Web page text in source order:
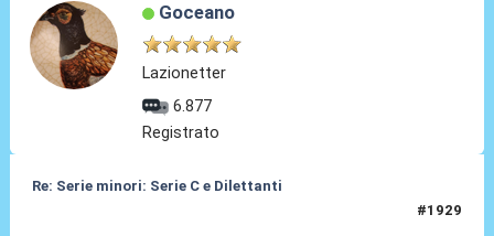
Goceano
Lazionetter
6.877
Registrato
Re: Serie minori: Serie C e Dilettanti
#1929